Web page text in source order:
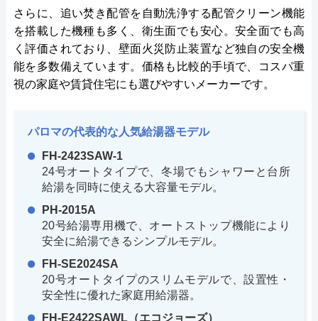
さらに、追い焚き配管を自動洗浄する配管クリーン機能
を搭載した機種も多く、衛生面でも安心。安全面でも高
く評価されており、壁面火災防止装置など独自の安全機
能を多数備えています。価格も比較的手頃で、コスパ重
視の家庭や賃貸住宅にも選びやすいメーカーです。
パロマの代表的な人気給湯器モデル
FH-2423SAW-1
24号オートタイプで、冬場でもシャワーと台所
給湯を同時に使える大容量モデル。
PH-2015A
20号給湯専用機で、オートストップ機能により
安全に給湯できるシンプルモデル。
FH-SE2024SA
20号オートタイプのスリムモデルで、設置性・
安全性に優れた家庭用給湯器。
FH-E2422SAWL（エコジョーズ）